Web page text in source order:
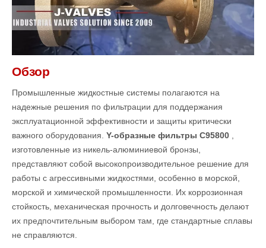
Обзор
Промышленные жидкостные системы полагаются на
надежные решения по фильтрации для поддержания
эксплуатационной эффективности и защиты критически
важного оборудования. Y-образные фильтры C95800
изготовленные из никель-алюминиевой бронзы,
представляют собой высокопроизводительное решение для
работы с агрессивными жидкостями, особенно в морской,
морской и химической промышленности. Их коррозионная
стойкость, механическая прочность и долговечность делают
их предпочтительным выбором там, где стандартные сплавы
не справляются.